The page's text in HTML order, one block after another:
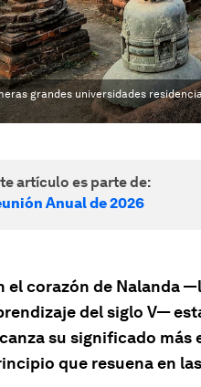
grandes universidades
artículo es parte de:
Anual de 2026
el corazón de Nalanda
del siglo V—
su significado más
que resuena en